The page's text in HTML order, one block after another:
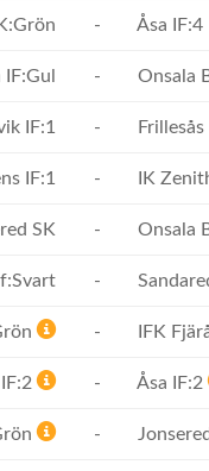
- Åsa IF:4
IF:Gul - Onsala
IF:1 -
IF:1 - IK
SK - Onsala
-
- IFK
IF:2 - Åsa IF:2
-